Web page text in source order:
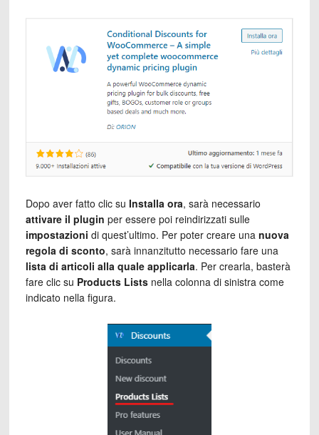
Dopo aver fatto clic su Installa ora, sarà necessario
attivare il plugin per essere poi reindirizzati sulle
impostazioni di quest’ultimo. Per poter creare una nuova
regola di sconto, sarà innanzitutto necessario fare una
lista di articoli alla quale applicarla. Per crearla, basterà
fare clic su Products Listsnella colonna di sinistra come
indicato nella figura.